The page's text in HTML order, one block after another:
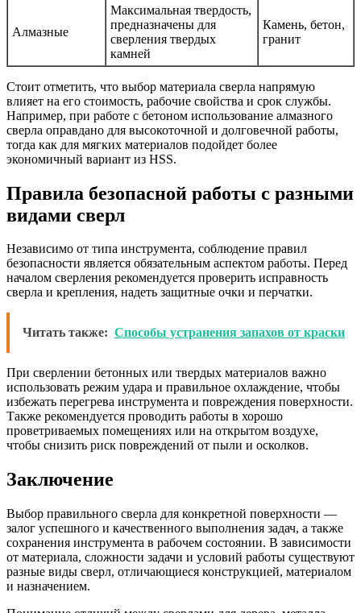
Алмазные
Максимальная твердость,
предназначены для
сверления твердых
камней
Камень, бетон,
гранит
Стоит отметить, что выбор материала сверла напрямую
влияет на его стоимость, рабочие свойства и срок службы.
Например, при работе с бетоном использование алмазного
сверла оправдано для высокоточной и долговечной работы,
тогда как для мягких материалов подойдет более
экономичный вариант из HSS.
Правила безопасной работы с разными
видами сверл
Независимо от типа инструмента, соблюдение правил
безопасности является обязательным аспектом работы. Перед
началом сверления рекомендуется проверить исправность
сверла и крепления, надеть защитные очки и перчатки.
Читать также: Способы устранения запахов от краски
При сверлении бетонных или твердых материалов важно
использовать режим удара и правильное охлаждение, чтобы
избежать перегрева инструмента и повреждения поверхности.
Также рекомендуется проводить работы в хорошо
проветриваемых помещениях или на открытом воздухе,
чтобы снизить риск повреждений от пыли и осколков.
Заключение
Выбор правильного сверла для конкретной поверхности —
залог успешного и качественного выполнения задач, а также
сохранения инструмента в рабочем состоянии. В зависимости
от материала, сложности задачи и условий работы существуют
разные виды сверл, отличающиеся конструкцией, материалом
и назначением.